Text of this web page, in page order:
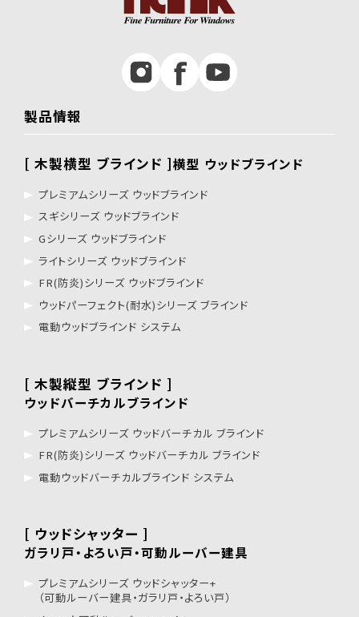
製品情報
[ 木製横型 ブラインド ]横型 ウッドブラインド
プレミアムシリーズ ウッドブラインド
スギシリーズ ウッドブラインド
Gシリーズ ウッドブラインド
ライトシリーズ ウッドブラインド
FR(防炎)シリーズ ウッドブラインド
ウッドパーフェクト(耐水)シリーズ ブラインド
電動ウッドブラインド システム
[ 木製縦型 ブラインド ]
ウッドバーチカルブラインド
プレミアムシリーズ ウッドバーチカル ブラインド
FR(防炎)シリーズ ウッドバーチカル ブラインド
電動ウッドバーチカルブラインド システム
[ ウッドシャッター ]
ガラリ戸・よろい戸・可動ルーバー建具
プレミアムシリーズ ウッドシャッター+
（可動ルーバー建具・ガラリ戸・よろい戸）